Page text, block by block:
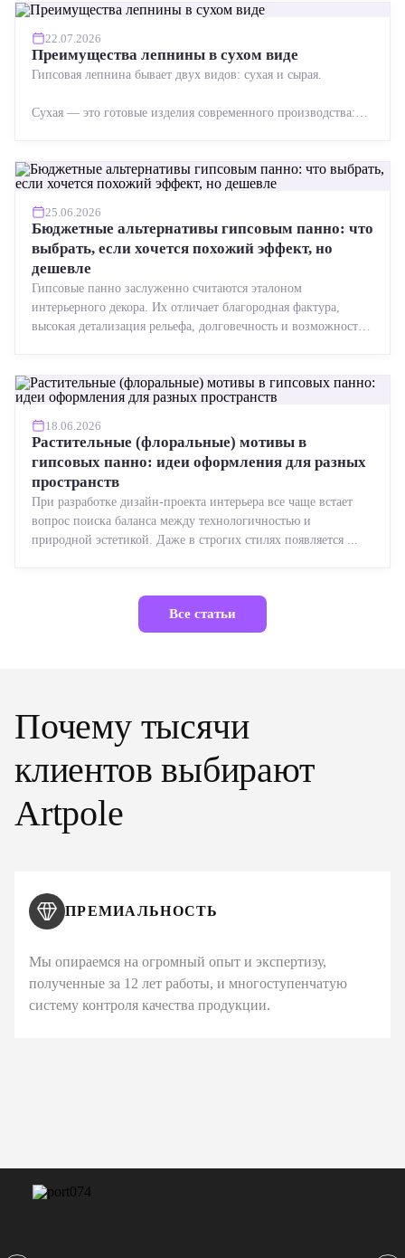
22.07.2026
Преимущества лепнины в сухом виде
Гипсовая лепнина бывает двух видов: сухая и сырая.
Сухая — это готовые изделия современного производства:
25.06.2026
Бюджетные альтернативы гипсовым панно: что
выбрать, если хочется похожий эффект, но
дешевле
Гипсовые панно заслуженно считаются эталоном
интерьерного декора. Их отличает благородная фактура,
высокая детализация рельефа, долговечность и возможность
18.06.2026
Растительные (флоральные) мотивы в
гипсовых панно: идеи оформления для разных
пространств
При разработке дизайн-проекта интерьера все чаще встает
вопрос поиска баланса между технологичностью и
природной эстетикой. Даже в строгих стилях появляется ...
Все статьи
Почему тысячи
клиентов выбирают
Artpole
ПРЕМИАЛЬНОСТЬ
Мы опираемся на огромный опыт и экспертизу,
полученные за 12 лет работы, и многоступенчатую
систему контроля качества продукции.